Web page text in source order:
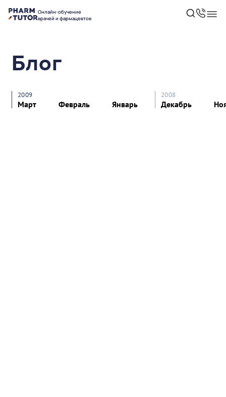
Онлайн-обучение
врачей и фармацевтов
Блог
2009
Март Февраль Январь
2008
Декабрь